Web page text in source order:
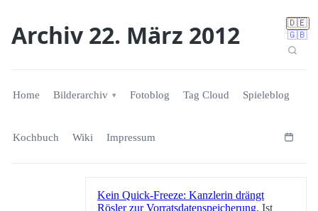
🇩🇪
🇬🇧
Archiv 22. März 2012
Home Bilderarchiv Fotoblog Tag Cloud Spieleblog
Kochbuch Wiki Impressum
Kein Quick-Freeze: Kanzlerin drängt
Rösler zur Vorratsdatenspeicherung. Ist